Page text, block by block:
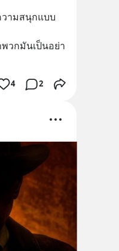
วามสนุกแบบ
วกมันเป็นอย่า
4 2